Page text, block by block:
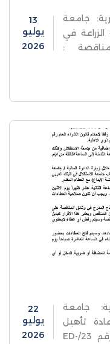
جامعة
في
:
13
يوليو
2026
جامعة
تأهيل
مسرح جامعة الاستقلال/ (معونة رقم 23/ED-
22
يوليو
2026